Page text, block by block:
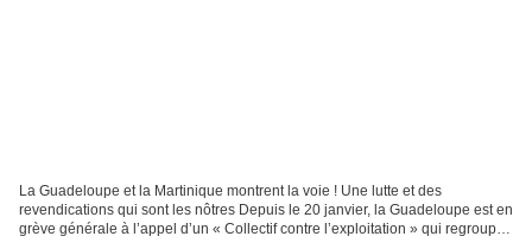
La Guadeloupe et la Martinique montrent la voie ! Une lutte et des
revendications qui sont les nôtres Depuis le 20 janvier, la Guadeloupe est en
grève générale à l’appel d’un « Collectif contre l’exploitation » qui regroupe